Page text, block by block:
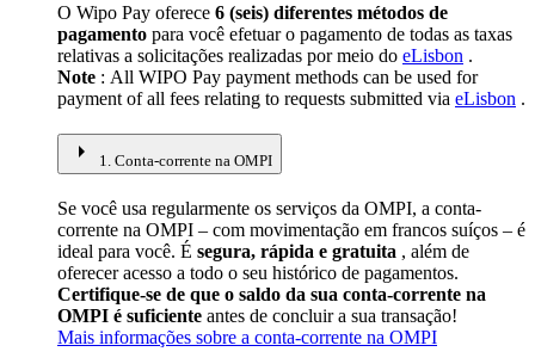
O Wipo Pay oferece 6 (seis) diferentes métodos de
pagamento para você efetuar o pagamento de todas as taxas
relativas a solicitações realizadas por meio do eLisbon .
Note : All WIPO Pay payment methods can be used for
payment of all fees relating to requests submitted via eLisbon .
arrow_right 1. Conta-corrente na OMPI
Se você usa regularmente os serviços da OMPI, a conta-
corrente na OMPI – com movimentação em francos suíços – é
ideal para você. É segura, rápida e gratuita , além de
oferecer acesso a todo o seu histórico de pagamentos.
Certifique-se de que o saldo da sua conta-corrente na
OMPI é suficiente antes de concluir a sua transação!
Mais informações sobre a conta-corrente na OMPI